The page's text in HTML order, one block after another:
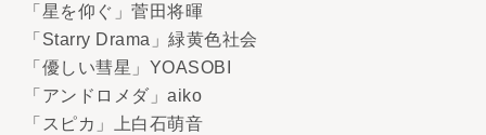
「星を仰ぐ」菅田将暉
「Starry Drama」緑黄色社会
「優しい彗星」YOASOBI
「アンドロメダ」aiko
「スピカ」上白石萌音